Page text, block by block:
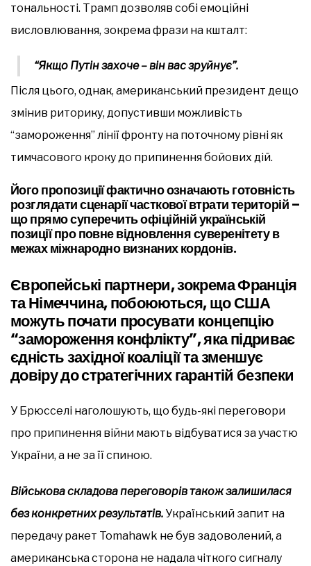
тональності. Трамп дозволяв собі емоційні
висловлювання, зокрема фрази на кшталт:
“Якщо Путін захоче – він вас зруйнує”.
Після цього, однак, американський президент дещо
змінив риторику, допустивши можливість
“замороження” лінії фронту на поточному рівні як
тимчасового кроку до припинення бойових дій.
Його пропозиції фактично означають готовність
розглядати сценарії часткової втрати територій –
що прямо суперечить офіційній українській
позиції про повне відновлення суверенітету в
межах міжнародно визнаних кордонів.
Європейські партнери, зокрема Франція
та Німеччина, побоюються, що США
можуть почати просувати концепцію
“замороження конфлікту”, яка підриває
єдність західної коаліції та зменшує
довіру до стратегічних гарантій безпеки
У Брюсселі наголошують, що будь-які переговори
про припинення війни мають відбуватися за участю
України, а не за її спиною.
Військова складова переговорів також залишилася
без конкретних результатів. Український запит на
передачу ракет Tomahawk не був задоволений, а
американська сторона не надала чіткого сигналу